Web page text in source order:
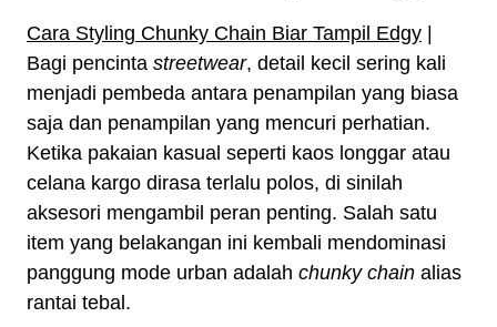
Cara Styling Chunky Chain Biar Tampil Edgy |
Bagi pencinta streetwear, detail kecil sering kali
menjadi pembeda antara penampilan yang biasa
saja dan penampilan yang mencuri perhatian.
Ketika pakaian kasual seperti kaos longgar atau
celana kargo dirasa terlalu polos, di sinilah
aksesori mengambil peran penting. Salah satu
item yang belakangan ini kembali mendominasi
panggung mode urban adalah chunky chain alias
rantai tebal.